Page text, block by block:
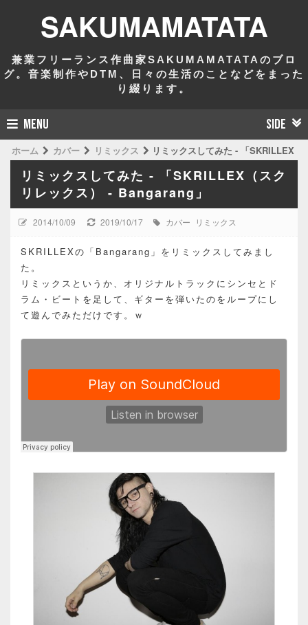
SAKUMAMATATA
兼業フリーランス作曲家SAKUMAMATATAのブロ
グ。音楽制作やDTM、日々の生活のことなどをまった
り綴ります。
MENU SIDE
ホーム カバー リミックス リミックスしてみた - 「SKRILLEX
リミックスしてみた - 「SKRILLEX（スク
リレックス） - Bangarang」
2014/10/09 2019/10/17 カバー リミックス
SKRILLEXの「Bangarang」をリミックスしてみまし
た。
リミックスというか、オリジナルトラックにシンセとド
ラム・ビートを足して、ギターを弾いたのをループにし
て遊んでみただけです。ｗ